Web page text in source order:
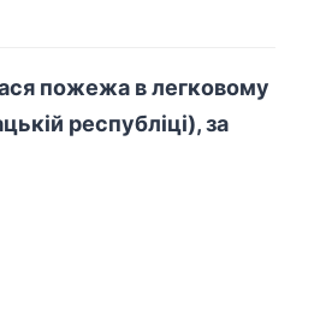
пожежа в легковому
республіці), за